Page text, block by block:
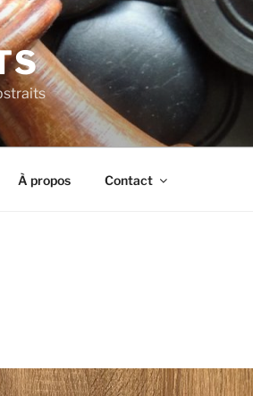
À propos Contact